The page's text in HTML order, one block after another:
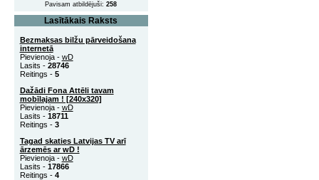
Pavisam atbildējuši:258
Lasītākais Raksts
Bezmaksas bilžu pārveidošana
internetā
Pievienoja - wD
Lasits - 28746
Reitings - 5
Dažādi Fona Attēli tavam
mobīlajam ! [240x320]
Pievienoja - wD
Lasits - 18711
Reitings - 3
Tagad skaties Latvijas TV arī
ārzemēs ar wD !
Pievienoja - wD
Lasits - 17866
Reitings - 4